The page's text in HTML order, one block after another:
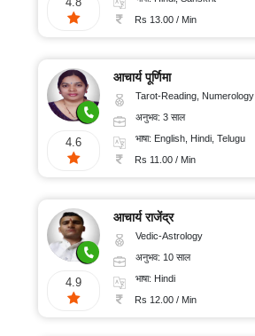
Rs 13.00 / Min
4.6
आचार्य पूर्णिमा
Tarot-Reading, Numerology
अनुभव: 3 साल
भाषा: English, Hindi, Telugu
Rs 11.00 / Min
4.9
आचार्य राजेंद्र
Vedic-Astrology
अनुभव: 10 साल
भाषा: Hindi
Rs 12.00 / Min